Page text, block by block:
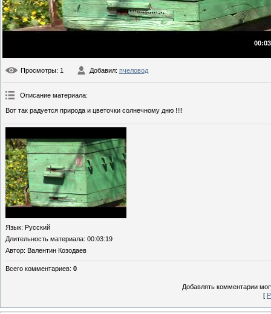
Просмотры: 1 Добавил: пчеловод
Описание материала:
Вот так радуется природа и цветочки солнечному дню !!!!
Язык: Русский
Длительность материала: 00:03:19
Автор: Валентин Козодаев
Всего комментариев: 0
Добавлять комментарии
[